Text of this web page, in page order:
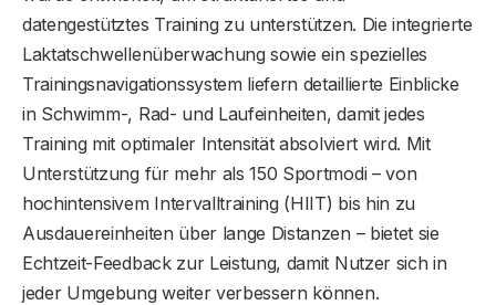
datengestütztes Training zu unterstützen. Die integrierte
Laktatschwellenüberwachung sowie ein spezielles
Trainingsnavigationssystem liefern detaillierte Einblicke
in Schwimm-, Rad- und Laufeinheiten, damit jedes
Training mit optimaler Intensität absolviert wird. Mit
Unterstützung für mehr als 150 Sportmodi – von
hochintensivem Intervalltraining (HIIT) bis hin zu
Ausdauereinheiten über lange Distanzen – bietet sie
Echtzeit-Feedback zur Leistung, damit Nutzer sich in
jeder Umgebung weiter verbessern können.